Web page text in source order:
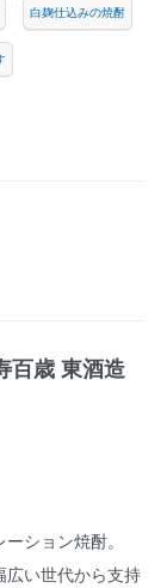
白麹仕込みの焼酎
百歳 東酒造
ション焼酎。
広い世代から支持